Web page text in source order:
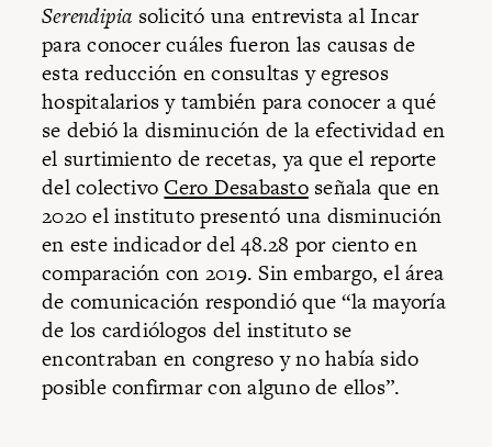
Serendipia solicitó una entrevista al Incar
para conocer cuáles fueron las causas de
esta reducción en consultas y egresos
hospitalarios y también para conocer a qué
se debió la disminución de la efectividad en
el surtimiento de recetas, ya que el reporte
del colectivo Cero Desabastoseñala que en
2020 el instituto presentó una disminución
en este indicador del 48.28 por ciento en
comparación con 2019. Sin embargo, el área
de comunicación respondió que “la mayoría
de los cardiólogos del instituto se
encontraban en congreso y no había sido
posible confirmar con alguno de ellos”.